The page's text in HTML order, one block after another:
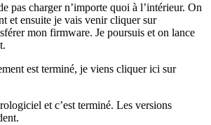
pas charger n’importe quoi à l’intérieur. On
et ensuite je vais venir cliquer sur
mon firmware. Je poursuis et on lance
est terminé, je viens cliquer ici sur
et c’est terminé. Les versions